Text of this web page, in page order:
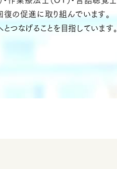
の促進に取り組んでいます。
なげることを目指しています。